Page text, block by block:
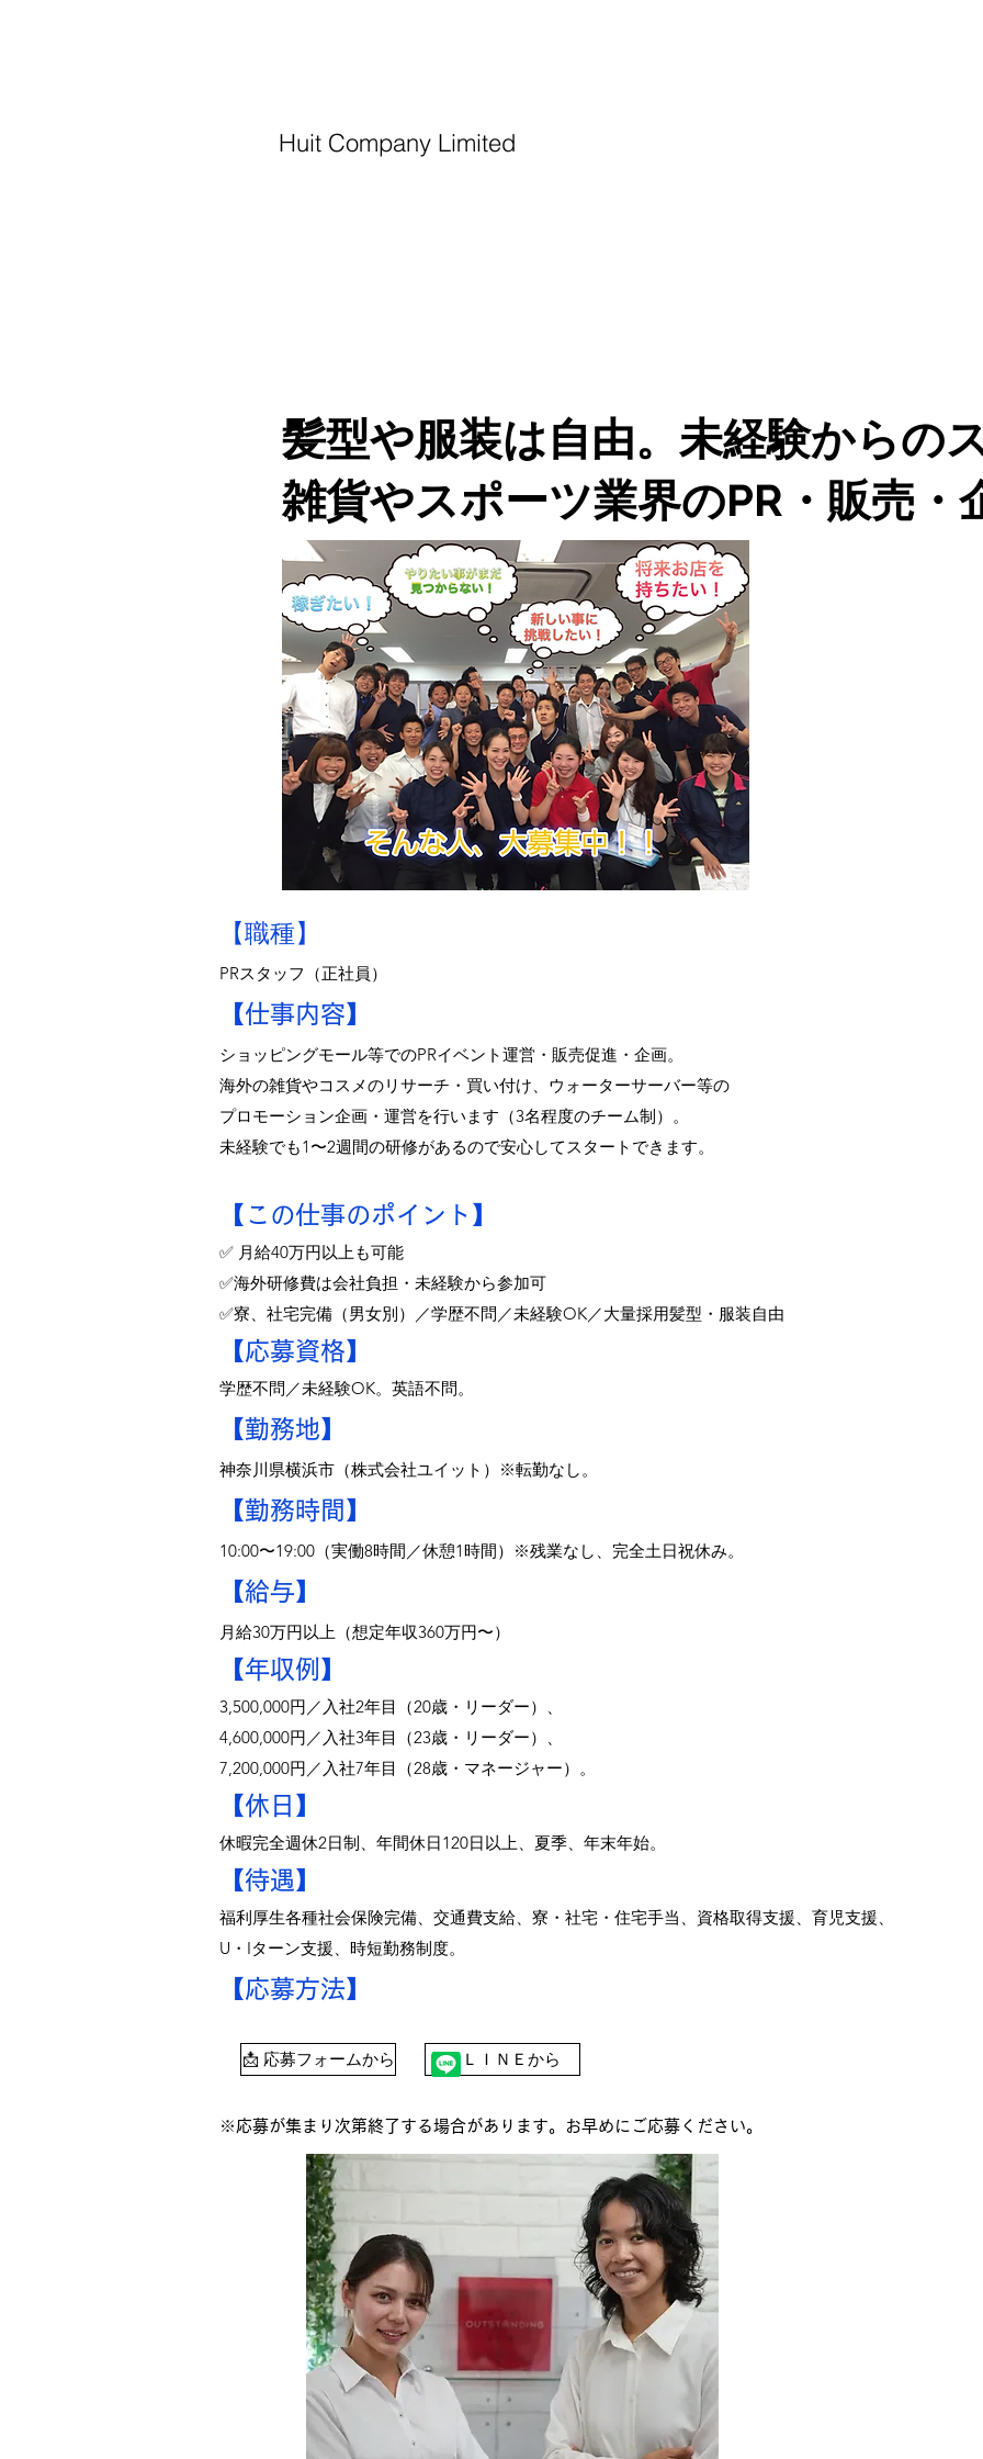
Huit Company Limited
髪型や服装は自由。未経験からの
雑貨やスポーツ業界のPR・販売・
【職種】
PRスタッフ（正社員）
【仕事内容】
ショッピングモール等でのPRイベント運営・販売促進・企画。
海外の雑貨やコスメのリサーチ・買い付け、ウォーターサーバー等の
プロモーション企画・運営を行います（3名程度のチーム制）。
未経験でも1〜2週間の研修があるので安心してスタートできます。
【この仕事のポイント】
✅ 月給40万円以上も可能
✅海外研修費は会社負担・未経験から参加可
✅寮、社宅完備（男女別）／学歴不問／未経験OK／大量採用髪型・服装自由
​【応募資格】
学歴不問／未経験OK。英語不問。
【勤務地】
神奈川県横浜市（株式会社ユイット）※転勤なし。
【勤務時間】
10:00〜19:00（実働8時間／休憩1時間）※残業なし、完全土日祝休み。
【給与】
月給30万円以上（想定年収360万円〜）
【年収例】
3,500,000円／入社2年目（20歳・リーダー）、
4,600,000円／入社3年目（23歳・リーダー）、
7,200,000円／入社7年目（28歳・マネージャー）。
【休日】
休暇完全週休2日制、年間休日120日以上、夏季、年末年始。
【待遇】
福利厚生各種社会保険完備、交通費支給、寮・社宅・住宅手当、資格取得支援、育児支援、
U・Iターン支援、時短勤務制度。
【応募方法】
※応募が集まり次第終了する場合があります。お早めにご応募ください。
📩 応募フォームから ＬＩＮＥから